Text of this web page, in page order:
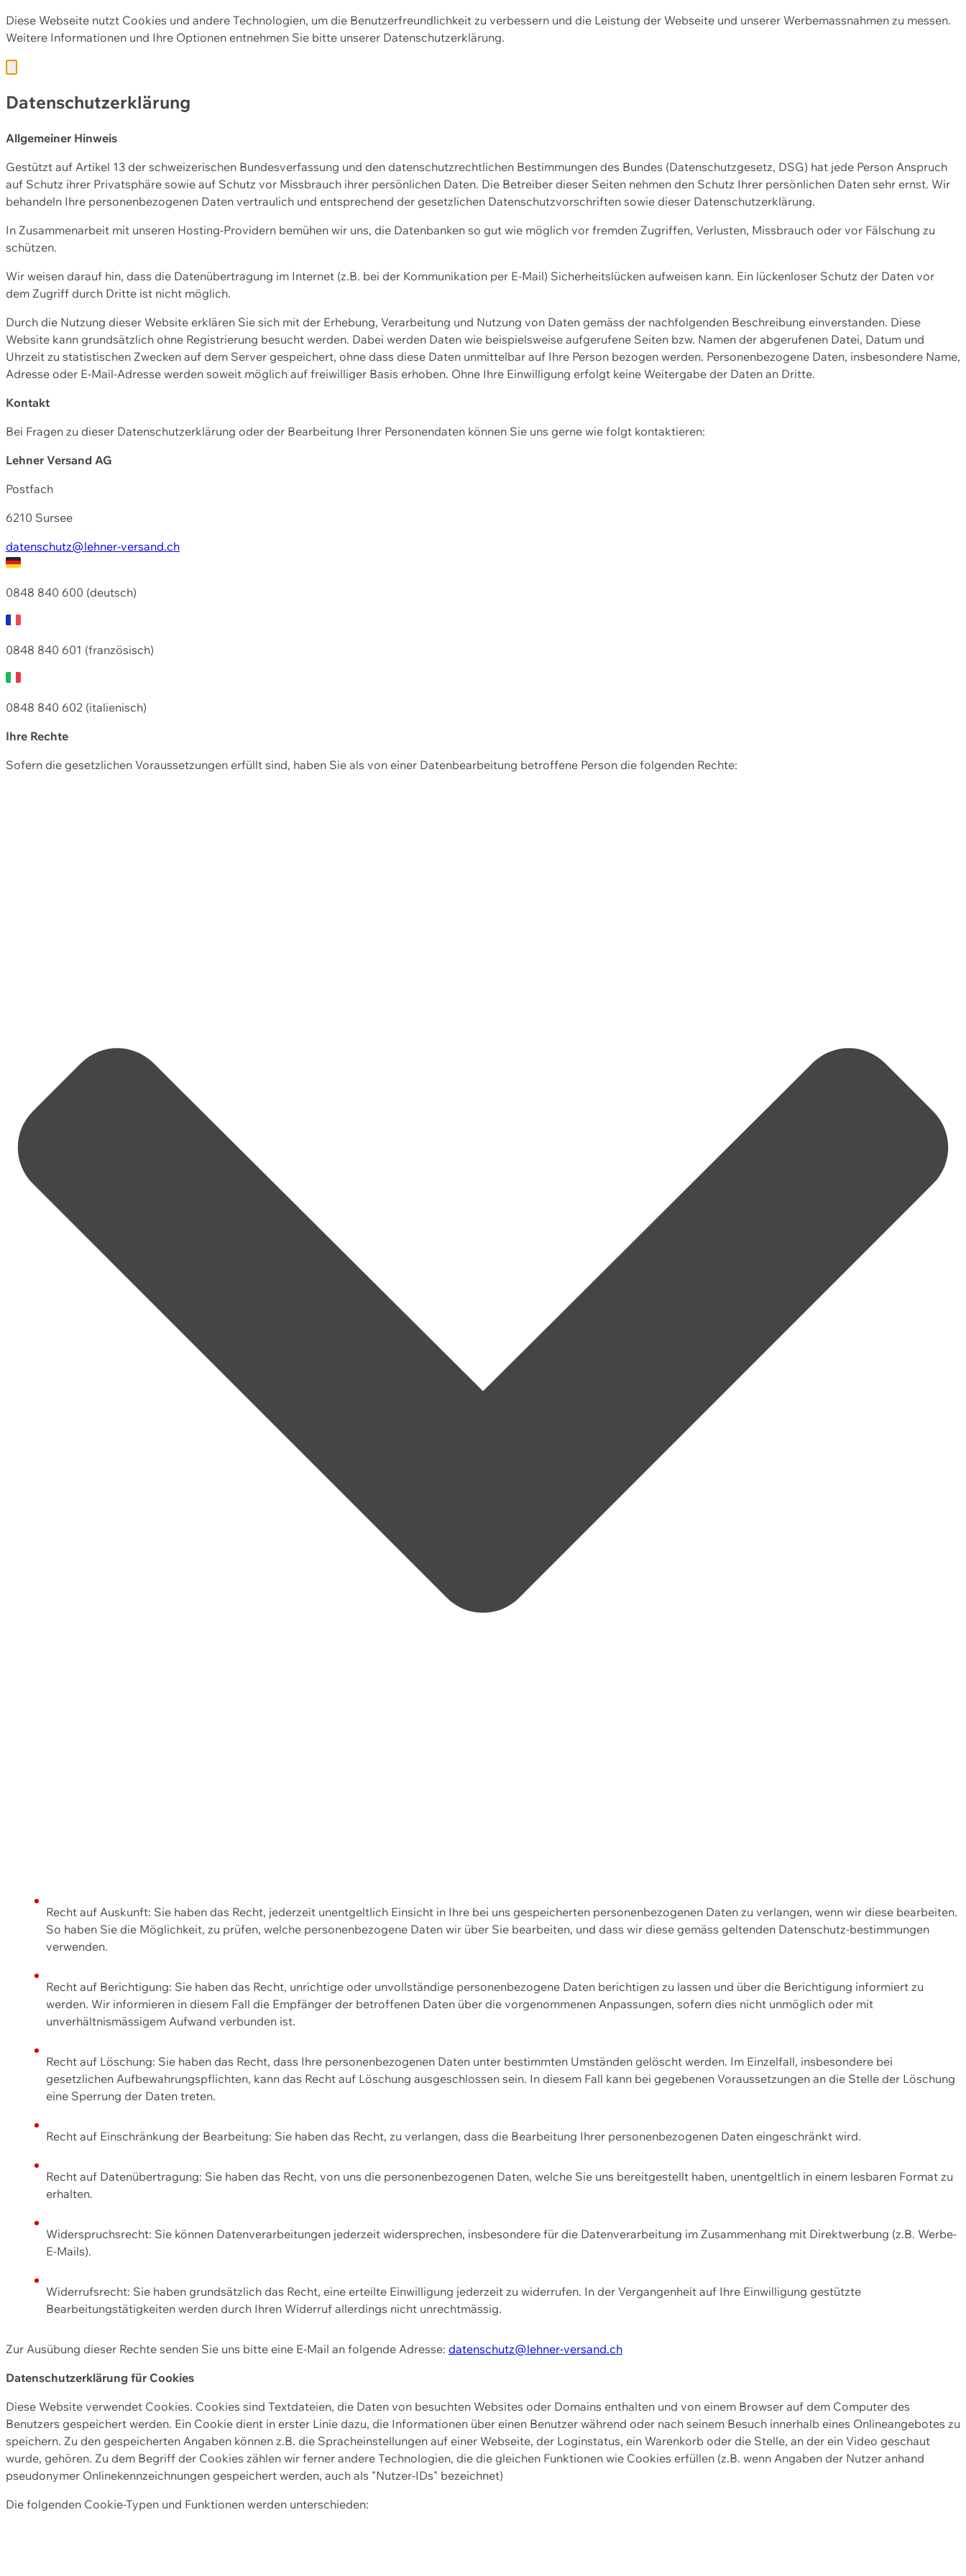
Diese Webseite nutzt Cookies und andere Technologien, um die Benutzerfreundlichkeit zu verbessern und die Leistung der Webseite und unserer Werbemassnahmen zu messen.
Weitere Informationen und Ihre Optionen entnehmen Sie bitte unserer Datenschutzerklärung.
Datenschutzerklärung
Allgemeiner Hinweis
Gestützt auf Artikel 13 der schweizerischen Bundesverfassung und den datenschutzrechtlichen Bestimmungen des Bundes (Datenschutzgesetz, DSG) hat jede Person Anspruch
auf Schutz ihrer Privatsphäre sowie auf Schutz vor Missbrauch ihrer persönlichen Daten. Die Betreiber dieser Seiten nehmen den Schutz Ihrer persönlichen Daten sehr ernst. Wir
behandeln Ihre personenbezogenen Daten vertraulich und entsprechend der gesetzlichen Datenschutzvorschriften sowie dieser Datenschutzerklärung.
In Zusammenarbeit mit unseren Hosting-Providern bemühen wir uns, die Datenbanken so gut wie möglich vor fremden Zugriffen, Verlusten, Missbrauch oder vor Fälschung zu
schützen.
Wir weisen darauf hin, dass die Datenübertragung im Internet (z.B. bei der Kommunikation per E-Mail) Sicherheitslücken aufweisen kann. Ein lückenloser Schutz der Daten vor
dem Zugriff durch Dritte ist nicht möglich.
Durch die Nutzung dieser Website erklären Sie sich mit der Erhebung, Verarbeitung und Nutzung von Daten gemäss der nachfolgenden Beschreibung einverstanden. Diese
Website kann grundsätzlich ohne Registrierung besucht werden. Dabei werden Daten wie beispielsweise aufgerufene Seiten bzw. Namen der abgerufenen Datei, Datum und
Uhrzeit zu statistischen Zwecken auf dem Server gespeichert, ohne dass diese Daten unmittelbar auf Ihre Person bezogen werden. Personenbezogene Daten, insbesondere Name,
Adresse oder E-Mail-Adresse werden soweit möglich auf freiwilliger Basis erhoben. Ohne Ihre Einwilligung erfolgt keine Weitergabe der Daten an Dritte.
Kontakt
Bei Fragen zu dieser Datenschutzerklärung oder der Bearbeitung Ihrer Personendaten können Sie uns gerne wie folgt kontaktieren:
Lehner Versand AG
Postfach
6210 Sursee
datenschutz@lehner-versand.ch
0848 840 600 (deutsch)
0848 840 601 (französisch)
0848 840 602 (italienisch)
Ihre Rechte
Sofern die gesetzlichen Voraussetzungen erfüllt sind, haben Sie als von einer Datenbearbeitung betroffene Person die folgenden Rechte:
Recht auf Auskunft: Sie haben das Recht, jederzeit unentgeltlich Einsicht in Ihre bei uns gespeicherten personenbezogenen Daten zu verlangen, wenn wir diese bearbeiten.
So haben Sie die Möglichkeit, zu prüfen, welche personenbezogene Daten wir über Sie bearbeiten, und dass wir diese gemäss geltenden Datenschutz-bestimmungen
verwenden.
Recht auf Berichtigung: Sie haben das Recht, unrichtige oder unvollständige personenbezogene Daten berichtigen zu lassen und über die Berichtigung informiert zu
werden. Wir informieren in diesem Fall die Empfänger der betroffenen Daten über die vorgenommenen Anpassungen, sofern dies nicht unmöglich oder mit
unverhältnismässigem Aufwand verbunden ist.
Recht auf Löschung: Sie haben das Recht, dass Ihre personenbezogenen Daten unter bestimmten Umständen gelöscht werden. Im Einzelfall, insbesondere bei
gesetzlichen Aufbewahrungspflichten, kann das Recht auf Löschung ausgeschlossen sein. In diesem Fall kann bei gegebenen Voraussetzungen an die Stelle der Löschung
eine Sperrung der Daten treten.
Recht auf Einschränkung der Bearbeitung: Sie haben das Recht, zu verlangen, dass die Bearbeitung Ihrer personenbezogenen Daten eingeschränkt wird.
Recht auf Datenübertragung: Sie haben das Recht, von uns die personenbezogenen Daten, welche Sie uns bereitgestellt haben, unentgeltlich in einem lesbaren Format zu
erhalten.
Widerspruchsrecht: Sie können Datenverarbeitungen jederzeit widersprechen, insbesondere für die Datenverarbeitung im Zusammenhang mit Direktwerbung (z.B. Werbe-
E-Mails).
Widerrufsrecht: Sie haben grundsätzlich das Recht, eine erteilte Einwilligung jederzeit zu widerrufen. In der Vergangenheit auf Ihre Einwilligung gestützte
Bearbeitungstätigkeiten werden durch Ihren Widerruf allerdings nicht unrechtmässig.
Zur Ausübung dieser Rechte senden Sie uns bitte eine E-Mail an folgende Adresse: datenschutz@lehner-versand.ch
Datenschutzerklärung für Cookies
Diese Website verwendet Cookies. Cookies sind Textdateien, die Daten von besuchten Websites oder Domains enthalten und von einem Browser auf dem Computer des
Benutzers gespeichert werden. Ein Cookie dient in erster Linie dazu, die Informationen über einen Benutzer während oder nach seinem Besuch innerhalb eines Onlineangebotes zu
speichern. Zu den gespeicherten Angaben können z.B. die Spracheinstellungen auf einer Webseite, der Loginstatus, ein Warenkorb oder die Stelle, an der ein Video geschaut
wurde, gehören. Zu dem Begriff der Cookies zählen wir ferner andere Technologien, die die gleichen Funktionen wie Cookies erfüllen (z.B. wenn Angaben der Nutzer anhand
pseudonymer Onlinekennzeichnungen gespeichert werden, auch als "Nutzer-IDs" bezeichnet)
Die folgenden Cookie-Typen und Funktionen werden unterschieden: